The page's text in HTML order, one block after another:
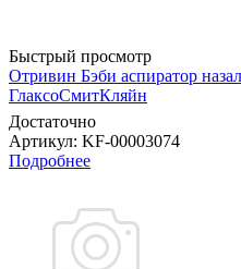
Быстрый просмотр
Отривин Бэби аспиратор
ГлаксоСмитКляйн
Достаточно
Артикул: KF-00003074
Подробнее